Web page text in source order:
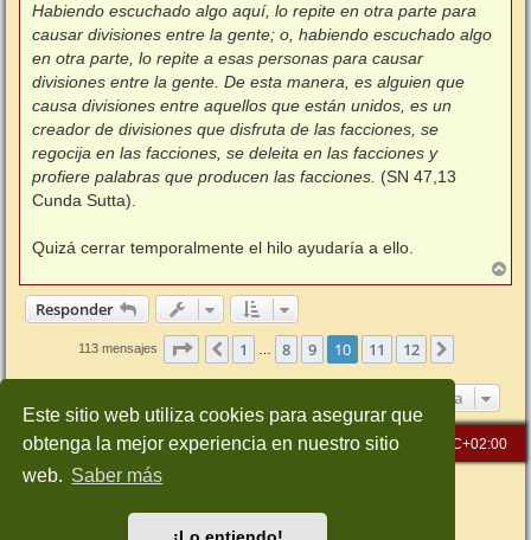
Este sitio web utiliza cookies para asegurar que
obtenga la mejor experiencia en nuestro sitio
web. Saber más
Habiendo escuchado algo aquí, lo repite en otra parte para
causar divisiones entre la gente; o, habiendo escuchado algo
en otra parte, lo repite a esas personas para causar
divisiones entre la gente. De esta manera, es alguien que
causa divisiones entre aquellos que están unidos, es un
creador de divisiones que disfruta de las facciones, se
regocija en las facciones, se deleita en las facciones y
profiere palabras que producen las facciones. (SN 47,13
Cunda Sutta).
Quizá cerrar temporalmente el hilo ayudaría a ello.
r
Responder
113 mensajes Página 10de12
Anterior
1 … 8 9 10 11 12
Ir a
Inicio Índice general Todos los horarios son UTC+02:00
Desarrollado porphpBB